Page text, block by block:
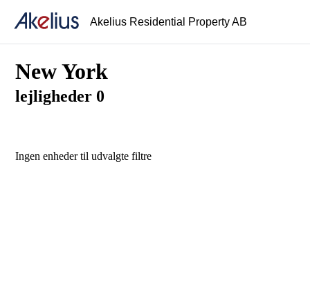
Akelius Residential Property AB
New York
lejligheder 0
Ingen enheder til udvalgte filtre